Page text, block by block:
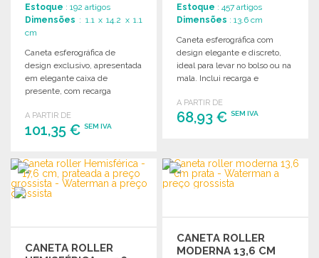
Estoque : 192 artigos
Dimensões : 1.1 x 14.2 x 1.1
cm
Caneta esferográfica de
design exclusivo, apresentada
em elegante caixa de
presente, com recarga
1,1 cm.
A PARTIR DE
101,35 € SEM IVA
ENCOMENDAR
Solicitar um orçamento
Estoque : 457 artigos
Dimensões : 13.6 cm
Caneta esferográfica com
design elegante e discreto,
ideal para levar no bolso ou na
mala. Inclui recarga e
presente.
A PARTIR DE
68,93 €SEM IVA
Solicitar um orçamento
CANETA ROLLER
CANETA ROLLER
MODERNA 13,6 CM